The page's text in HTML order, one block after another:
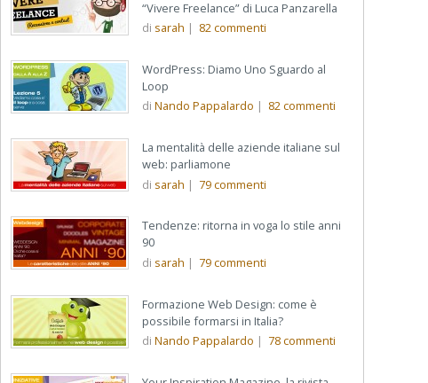
“Vivere Freelance” di Luca Panzarella
di sarah | 82commenti
WordPress: Diamo Uno Sguardo al
Loop
di Nando Pappalardo | 82commenti
La mentalità delle aziende italiane sul
web: parliamone
di sarah | 79commenti
Tendenze: ritorna in voga lo stile anni
90
di sarah | 79commenti
Formazione Web Design: come è
possibile formarsi in Italia?
di Nando Pappalardo | 78commenti